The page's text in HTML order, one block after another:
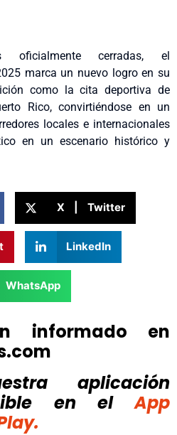
oficialmente cerradas, el
marca un nuevo logro en su
como la cita deportiva de
Rico, convirtiéndose en un
locales e internacionales
en un escenario histórico y
X | Twitter
LinkedIn
WhatsApp
informado en
aplicación
en el
App